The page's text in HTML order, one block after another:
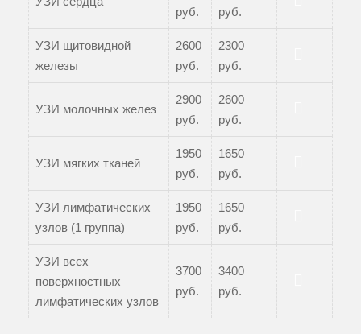
руб.
руб.
УЗИ щитовидной
железы
2600
руб.
2300
руб.
УЗИ молочных желез
2900
руб.
2600
руб.
УЗИ мягких тканей
1950
руб.
1650
руб.
УЗИ лимфатических
узлов (1 группа)
1950
руб.
1650
руб.
УЗИ всех
поверхностных
лимфатических узлов
3700
руб.
3400
руб.